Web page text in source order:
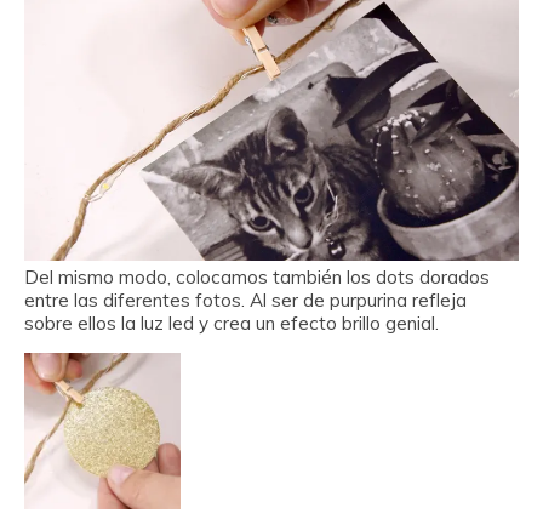
Del mismo modo, colocamos también los dots dorados
entre las diferentes fotos. Al ser de purpurina refleja
sobre ellos la luz led y crea un efecto brillo genial.